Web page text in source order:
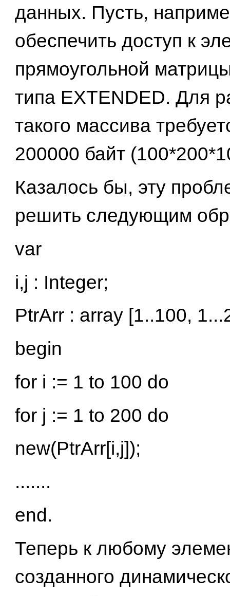
данных. Пусть,
обеспечить доступ к
прямоугольной
типа EXTENDED. Для
такого массива
200000 байт
Казалось бы, эту
решить следующим
var
i,j : Integer;
PtrArr : array [1..100,
begin
for i := 1 to 100 do
for j := 1 to 200 do
new(PtrArr[i,j]);
.......
end.
Теперь к любому
созданного